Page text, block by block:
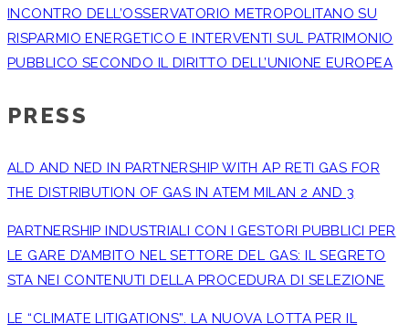
INCONTRO DELL’OSSERVATORIO METROPOLITANO SU
RISPARMIO ENERGETICO E INTERVENTI SUL PATRIMONIO
PUBBLICO SECONDO IL DIRITTO DELL’UNIONE EUROPEA
PRESS
ALD AND NED IN PARTNERSHIP WITH AP RETI GAS FOR
THE DISTRIBUTION OF GAS IN ATEM MILAN 2 AND 3
PARTNERSHIP INDUSTRIALI CON I GESTORI PUBBLICI PER
LE GARE D’AMBITO NEL SETTORE DEL GAS: IL SEGRETO
STA NEI CONTENUTI DELLA PROCEDURA DI SELEZIONE
LE “CLIMATE LITIGATIONS”. LA NUOVA LOTTA PER IL